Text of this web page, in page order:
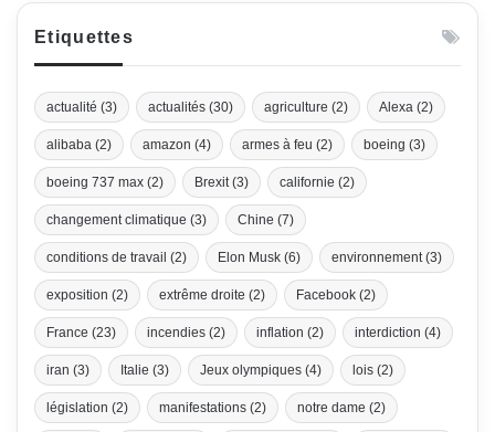
palestinien
Etiquettes
actualité (3) actualités (30) agriculture (2) Alexa (2)
alibaba (2) amazon (4) armes à feu (2) boeing (3)
boeing 737 max (2) Brexit(3) californie (2)
changement climatique (3) Chine (7)
conditions de travail (2) Elon Musk (6) environnement(3)
exposition (2) extrême droite (2) Facebook (2)
France (23) incendies (2) inflation (2) interdiction (4)
iran (3) Italie (3) Jeux olympiques (4) lois (2)
législation (2) manifestations (2) notre dame (2)